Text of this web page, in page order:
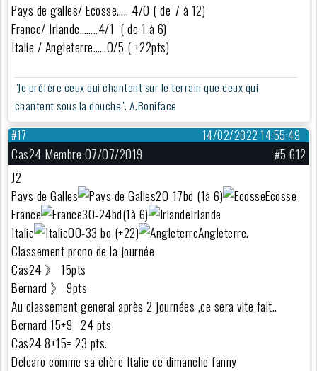
Pays de galles/ Ecosse….. 4/0 ( de 7 à 12)
France/ Irlande……..4/1 ( de 1 à 6)
Italie / Angleterre……0/5 ( +22pts)
"Je préfère ceux qui chantent sur le terrain que ceux qui
chantent sous la douche". A.Boniface
14/02/2022 14:55:49
#17
Cas24 Membre 07/07/2019
#5 612
J2
Pays de Galles
20-17bd (1à 6)
Ecosse
France
30-24bd(1à 6)
Irlande
Italie
00-33 bo (+22)
Angleterre.
Classement prono de la journée
Cas24 》 15pts
Bernard 》 9pts
Au classement general après 2 journées ,ce sera vite fait..
Bernard 15+9= 24 pts
Cas24 8+15= 23 pts.
Delcaro comme sa chère Italie ce dimanche fanny